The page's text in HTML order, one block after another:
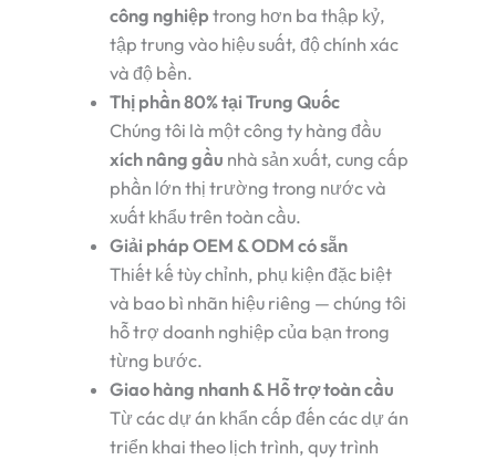
công nghiệp trong hơn ba thập kỷ,
tập trung vào hiệu suất, độ chính xác
và độ bền.
Thị phần 80% tại Trung Quốc
Chúng tôi là một công ty hàng đầu
xích nâng gầu nhà sản xuất, cung cấp
phần lớn thị trường trong nước và
xuất khẩu trên toàn cầu.
Giải pháp OEM & ODM có sẵn
Thiết kế tùy chỉnh, phụ kiện đặc biệt
và bao bì nhãn hiệu riêng — chúng tôi
hỗ trợ doanh nghiệp của bạn trong
từng bước.
Giao hàng nhanh & Hỗ trợ toàn cầu
Từ các dự án khẩn cấp đến các dự án
triển khai theo lịch trình, quy trình